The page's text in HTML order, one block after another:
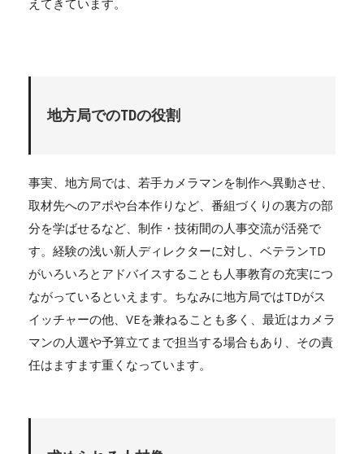
地方局でのTDの役割
事実、地方局では、若手カメラマンを制作へ異動させ、
取材先へのアポや台本作りなど、番組づくりの裏方の部
分を学ばせるなど、制作・技術間の人事交流が活発で
す。経験の浅い新人ディレクターに対し、ベテランTD
がいろいろとアドバイスすることも人事教育の充実につ
ながっているといえます。ちなみに地方局ではTDがス
イッチャーの他、VEを兼ねることも多く、最近はカメラ
マンの人選や予算立てまで担当する場合もあり、その責
任はますます重くなっています。